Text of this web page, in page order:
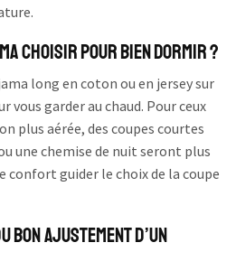
choisir pour bien dormir ?
long en coton ou en jersey sur
vous garder au chaud. Pour ceux
plus aérée, des coupes courtes
une chemise de nuit seront plus
confort guider le choix de la coupe
bon ajustement d’un